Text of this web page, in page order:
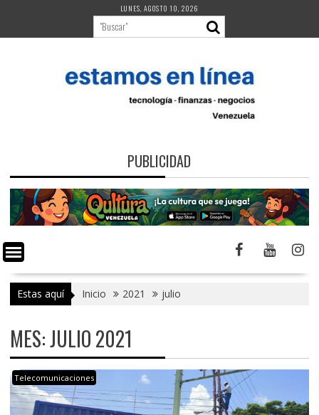
contenido
LUNES, AGOSTO 10, 2026
PUBLICIDAD
Estas aquí Inicio 2021 julio
MES:JULIO 2021
Telecomunicaciones